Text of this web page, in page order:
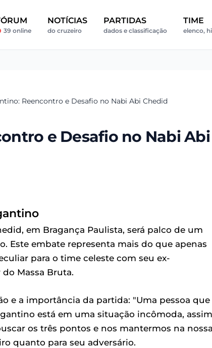
39 online
NOTÍCIAS
do cruzeiro
PARTIDAS
dados e classificação
TIME
elenco,
Reencontro e Desafio no Nabi Abi Chedid
e Desafio no Nabi Abi
em Bragança Paulista, será palco de um
Este embate representa mais do que apenas
para o time celeste com seu ex-
Massa Bruta.
e a importância da partida: "Uma pessoa que
está em uma situação incômoda, assim
os três pontos e nos mantermos na nossa
quanto para seu adversário.